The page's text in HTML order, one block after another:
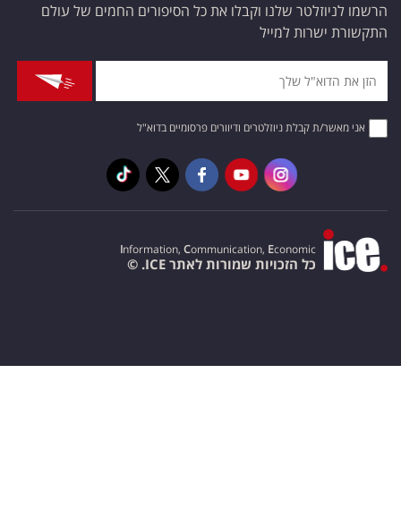
הרשמו לניוזלטר שלנו וקבלו את כל הסיפורים החמים של עולם
התקשורת ישרות למייל
אני מאשר/ת קבלת ניוזלטרים ודיוורים פרסומיים בדוא"ל
Information, Communication, Economic
כל הזכויות שמורות לאתר ICE. ©